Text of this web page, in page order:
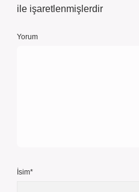
ile işaretlenmişlerdir
Yorum
İsim*